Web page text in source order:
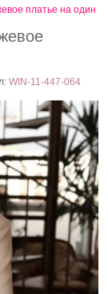
WIN-11-447-064
платье на один